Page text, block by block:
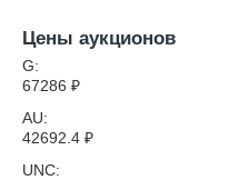
Цены аукционов
G:
67286 ₽
AU:
42692.4 ₽
UNC: